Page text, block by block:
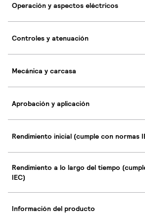
Operación y aspectos eléctricos
Controles y atenuación
Mecánica y carcasa
Aprobación y aplicación
Rendimiento inicial (cumple con normas
Rendimiento a lo largo del tiempo
IEC)
Información del producto